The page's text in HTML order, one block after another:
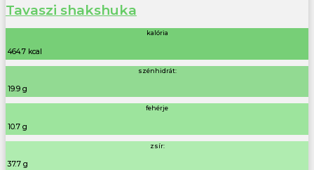
Tavaszi shakshuka
kalória
464.7 kcal
szénhidrát:
19.9 g
fehérje
10.7 g
zsír:
37.7 g